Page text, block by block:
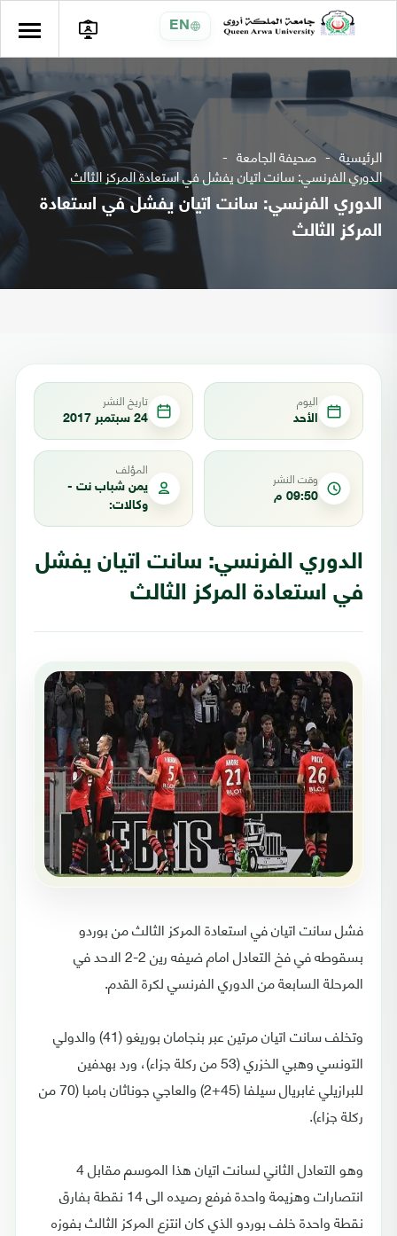
EN
الرئيسية صحيفة الجامعة
الدوري الفرنسي: سانت اتيان يفشل في استعادة المركز الثالث
الدوري الفرنسي: سانت اتيان يفشل في استعادة
المركز الثالث
اليوم
الأحد
تاريخ النشر
24 سبتمبر 2017
وقت النشر
09:50 م
المؤلف
يمن شباب نت -
وكالات:
الدوري الفرنسي: سانت اتيان يفشل
في استعادة المركز الثالث
فشل سانت اتيان في استعادة المركز الثالث من بوردو
بسقوطه في فخ التعادل امام ضيفه رين 2-2 الاحد في
المرحلة السابعة من الدوري الفرنسي لكرة القدم.
وتخلف سانت اتيان مرتين عبر بنجامان بوريغو (41) والدولي
التونسي وهبي الخزري (53 من ركلة جزاء)، ورد بهدفين
للبرازيلي غابريال سيلفا (45+2) والعاجي جوناثان بامبا (70 من
ركلة جزاء).
وهو التعادل الثاني لسانت اتيان هذا الموسم مقابل 4
انتصارات وهزيمة واحدة فرفع رصيده الى 14 نقطة بفارق
نقطة واحدة خلف بوردو الذي كان انتزع المركز الثالث بفوزه